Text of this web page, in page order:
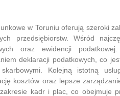
w Toruniu oferują szeroki
przedsiębiorstw. Wśród
oraz ewidencji
deklaracji podatkowych, co
skarbowymi. Kolejną istotną
kosztów oraz lepsze
kadr i płac, co obejmuje